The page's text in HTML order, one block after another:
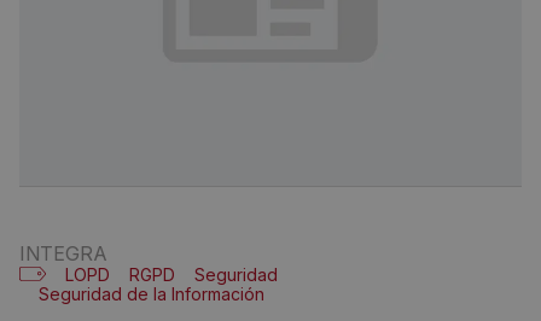
INTEGRA
LOPD RGPD
Seguridad
Seguridad de la Información